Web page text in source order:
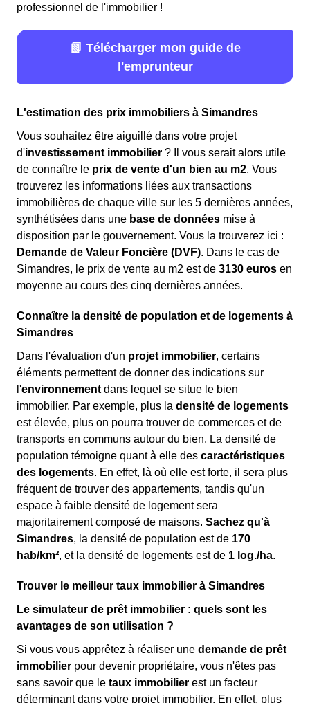
professionnel de l'immobilier !
📗 Télécharger mon guide de
l'emprunteur
L'estimation des prix immobiliers à Simandres
Vous souhaitez être aiguillé dans votre projet
d'investissement immobilier ? Il vous serait alors utile
de connaître le prix de vente d'un bien au m2. Vous
trouverez les informations liées aux transactions
immobilières de chaque ville sur les 5 dernières années,
synthétisées dans une base de données mise à
disposition par le gouvernement. Vous la trouverez ici :
Demande de Valeur Foncière (DVF). Dans le cas de
Simandres, le prix de vente au m2 est de 3130 euros en
moyenne au cours des cinq dernières années.
Connaître la densité de population et de logements à
Simandres
Dans l'évaluation d'un projet immobilier, certains
éléments permettent de donner des indications sur
l'environnement dans lequel se situe le bien
immobilier. Par exemple, plus la densité de logements
est élevée, plus on pourra trouver de commerces et de
transports en communs autour du bien. La densité de
population témoigne quant à elle des caractéristiques
des logements. En effet, là où elle est forte, il sera plus
fréquent de trouver des appartements, tandis qu'un
espace à faible densité de logement sera
majoritairement composé de maisons. Sachez qu'à
Simandres, la densité de population est de 170
hab/km², et la densité de logements est de 1 log./ha.
Trouver le meilleur taux immobilier à Simandres
Le simulateur de prêt immobilier : quels sont les
avantages de son utilisation ?
Si vous vous apprêtez à réaliser une demande de prêt
immobilier pour devenir propriétaire, vous n'êtes pas
sans savoir que le taux immobilier est un facteur
déterminant dans votre projet immobilier. En effet, plus